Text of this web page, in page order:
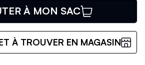
À MON SAC
À TROUVER EN MAGASIN